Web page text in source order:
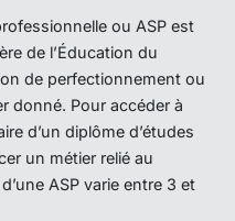
ou ASP est
de l’Éducation du
de perfectionnement ou
donné. Pour accéder à
d’un diplôme d’études
un métier relié au
ASP varie entre 3 et